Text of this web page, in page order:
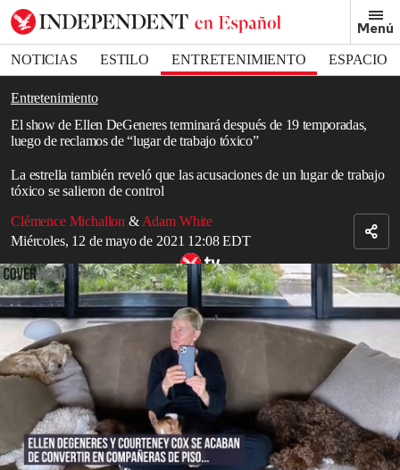
Menú
NOTICIAS ESTILO ENTRETENIMIENTO
ESPACIO
DEPORTES
Entretenimiento
El show de Ellen DeGeneres terminará después de 19 temporadas,
luego de reclamos de “lugar de trabajo tóxico”
La estrella también reveló que las acusaciones de un lugar de trabajo
tóxico se salieron de control
Clémence Michallon & Adam White
Miércoles, 12 de mayo de 2021 12:08 EDT
Bookmark popover
Removed from bookmarks
Close popover
Ellen DeGeneres y Courteney Cox.... ¡compañeras de piso!
Read in English
El show de Ellen DeGeneres está próximo a culminar su emisión,
anunció la presentadora.
Ellen DeGeneres le dijo a The Hollywood Reporter que la
decimonovena temporada del programa será la última. Actualmente
se encuentra en su decimoctava entrega, lo que significa que se
espera que el programa concluya en 2022.